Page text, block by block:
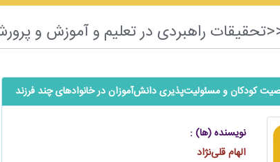
راهبردی در تعلیم و آموزش و پرورش>> آرشیو <<شماره 28 ،
کودکان و ‌مسئولیت‌پذیری ‌دانش‌آموزان در خانوادهای چند فرزند
نویسنده (ها) :
الهام قلی‌نژاد